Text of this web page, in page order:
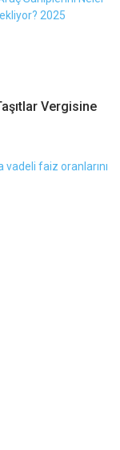
Vergisine